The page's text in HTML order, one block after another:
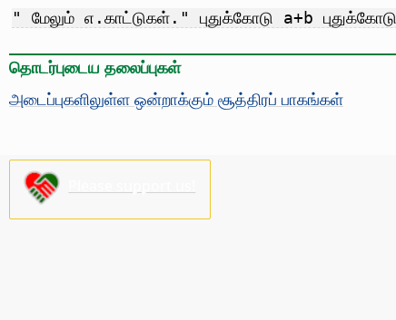
" மேலும் எ.காட்டுகள்." புதுக்கோடு a+b
தொடர்புடைய தலைப்புகள்
அடைப்புகளிலுள்ள ஒன்றாக்கும் சூத்திரப் பாகங்கள்